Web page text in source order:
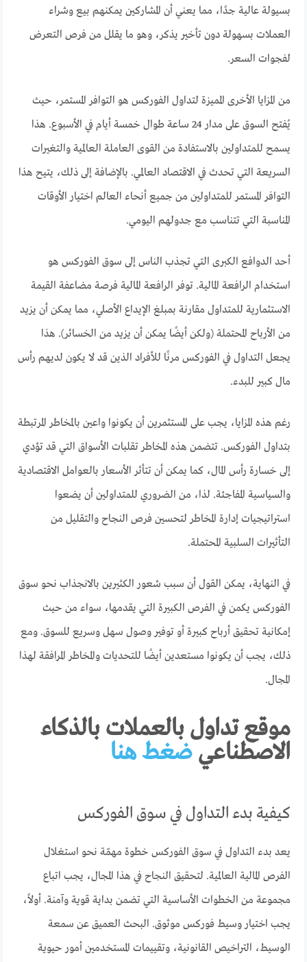
بسيولة عالية جدًا، مما يعني أن المشاركين يمكنهم بيع وشراء
العملات بسهولة دون تأخير يذكر، وهو ما يقلل من فرص التعرض
لفجوات السعر.
من المزايا الأخرى المميزة لتداول الفوركس هو التوافر المستمر، حيث
يُفتح السوق على مدار 24 ساعة طوال خمسة أيام في الأسبوع. هذا
يسمح للمتداولين بالاستفادة من القوى العاملة العالمية والتغيرات
السريعة التي تحدث في الاقتصاد العالمي. بالإضافة إلى ذلك، يتيح هذا
التوافر المستمر للمتداولين من جميع أنحاء العالم اختيار الأوقات
المناسبة التي تتناسب مع جدولهم اليومي.
أحد الدوافع الكبرى التي تجذب الناس إلى سوق الفوركس هو
استخدام الرافعة المالية. توفر الرافعة المالية فرصة مضاعفة القيمة
الاستثمارية للمتداول مقارنة بمبلغ الإيداع الأصلي، مما يمكن أن يزيد
من الأرباح المحتملة (ولكن أيضًا يمكن أن يزيد من الخسائر). هذا
يجعل التداول في الفوركس مرنًا للأفراد الذين قد لا يكون لديهم رأس
مال كبير للبدء.
رغم هذه المزايا، يجب على المستثمرين أن يكونوا واعين بالمخاطر المرتبطة
بتداول الفوركس. تتضمن هذه المخاطر تقلبات الأسواق التي قد تؤدي
إلى خسارة رأس المال، كما يمكن أن تتأثر الأسعار بالعوامل الاقتصادية
والسياسية المفاجئة. لذا، من الضروري للمتداولين أن يضعوا
استراتيجيات إدارة المخاطر لتحسين فرص النجاح والتقليل من
التأثيرات السلبية المحتملة.
في النهاية، يمكن القول أن سبب شعور الكثيرين بالانجذاب نحو سوق
الفوركس يكمن في الفرص الكبيرة التي يقدمها، سواء من حيث
إمكانية تحقيق أرباح كبيرة أو توفير وصول سهل وسريع للسوق. ومع
ذلك، يجب أن يكونوا مستعدين أيضًا للتحديات والمخاطر المرافقة لهذا
المجال.
موقع تداول بالعملات بالذكاء
الاصطناعيضغط هنا
كيفية بدء التداول في سوق الفوركس
يعد بدء التداول في سوق الفوركس خطوة مهمّة نحو استغلال
الفرص المالية العالمية. لتحقيق النجاح في هذا المجال، يجب اتباع
مجموعة من الخطوات الأساسية التي تضمن بداية قوية وآمنة. أولاً،
يجب اختيار وسيط فوركس موثوق. البحث العميق عن سمعة
الوسيط، التراخيص القانونية، وتقييمات المستخدمين أمور حيوية